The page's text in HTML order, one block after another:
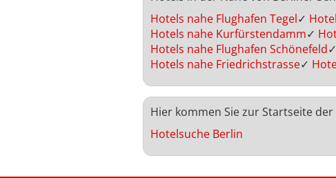
Hotels nahe Flughafen Tegel✓
Hotels nahe Kurfürstendamm✓
Hotels nahe Flughafen Schönefeld✓
Hotels nahe Friedrichstrasse✓
Hier kommen Sie zur Startseite
Hotelsuche Berlin